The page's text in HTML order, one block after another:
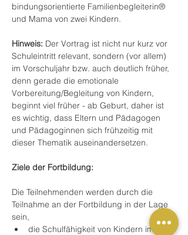
bindungsorientierte Familienbegleiterin®
und Mama von zwei Kindern.
Hinweis: Der Vortrag ist nicht nur kurz vor
Schuleintritt relevant, sondern (vor allem)
im Vorschuljahr bzw. auch deutlich früher,
denn gerade die emotionale
Vorbereitung/Begleitung von Kindern,
beginnt viel früher - ab Geburt, daher ist
es wichtig, dass Eltern und Pädagogen
und Pädagoginnen sich frühzeitig mit
dieser Thematik auseinandersetzen.
Ziele der Fortbildung:
Die Teilnehmenden werden durch die
Teilnahme an der Fortbildung in der Lage
sein,
die Schulfähigkeit von Kindern im